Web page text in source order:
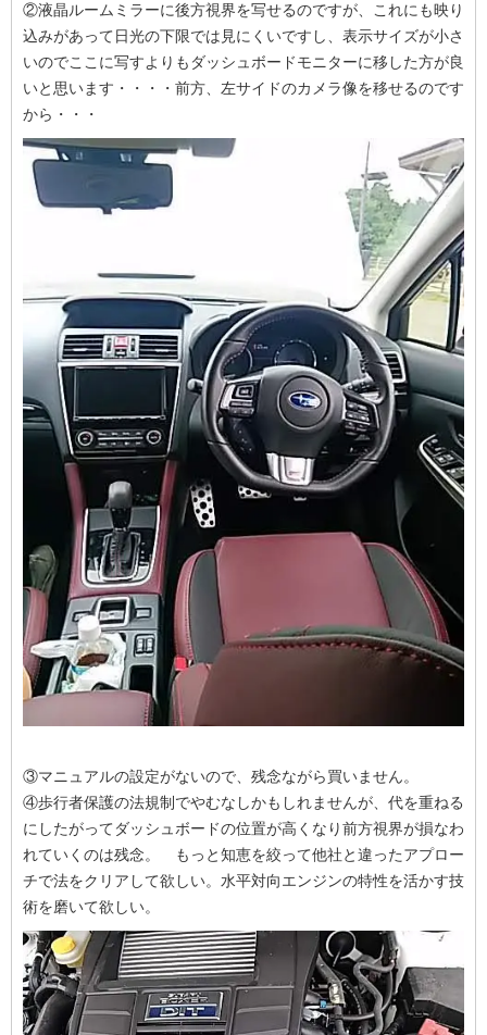
②液晶ルームミラーに後方視界を写せるのですが、これにも映り
込みがあって日光の下限では見にくいですし、表示サイズが小さ
いのでここに写すよりもダッシュボードモニターに移した方が良
いと思います・・・・前方、左サイドのカメラ像を移せるのです
から・・・
③マニュアルの設定がないので、残念ながら買いません。
④歩行者保護の法規制でやむなしかもしれませんが、代を重ねる
にしたがってダッシュボードの位置が高くなり前方視界が損なわ
れていくのは残念。 もっと知恵を絞って他社と違ったアプロー
チで法をクリアして欲しい。水平対向エンジンの特性を活かす技
術を磨いて欲しい。